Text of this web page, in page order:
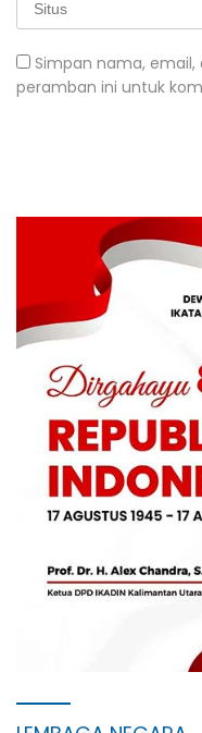
Simpan nama, email,
peramban ini untuk